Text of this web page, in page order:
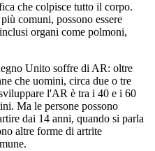
che colpisce tutto il corpo.
comuni, possono essere
organi come polmoni,
Unito soffre di AR: oltre
che uomini, circa due o tre
l'AR è tra i 40 e i 60
Ma le persone possono
dai 14 anni, quando si parla
altre forme di artrite